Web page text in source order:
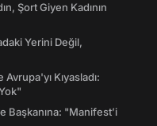
Şort Giyen Kadının
Yerini Değil,
Kıyasladı:
"Manifest’i